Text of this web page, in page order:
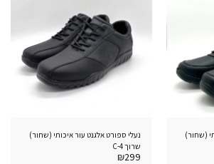
(שחור)
נעלי ספורט אלגנט עור איכותי (שחור)
שרוך C-4
₪299